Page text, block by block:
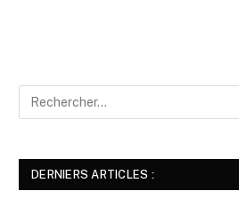
DERNIERS ARTICLES :